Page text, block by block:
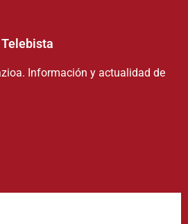
Información y actualidad de